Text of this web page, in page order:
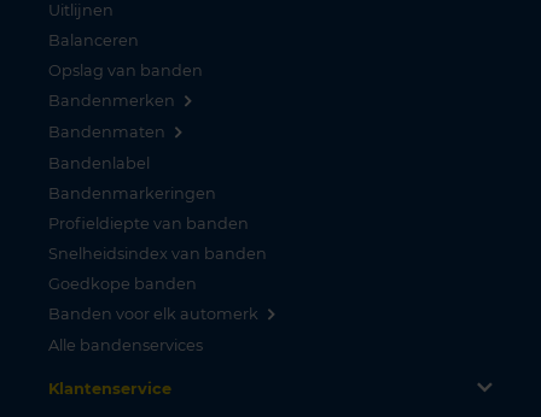
Uitlijnen
Balanceren
Opslag van banden
Bandenmerken
Bandenmaten
Bandenlabel
Bandenmarkeringen
Profieldiepte van banden
Snelheidsindex van banden
Goedkope banden
Banden voor elk automerk
Alle bandenservices
Klantenservice